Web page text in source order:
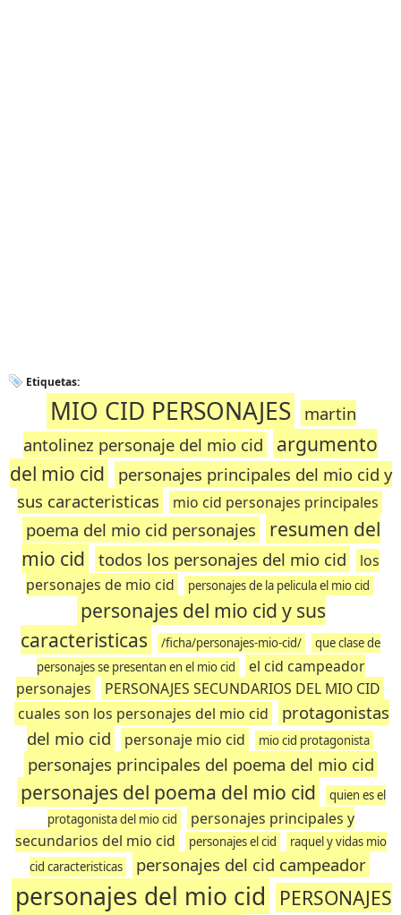
Etiquetas:
MIO CID PERSONAJES
martin
antolinez personaje del mio cid
argumento
del mio cid
personajes principales del mio cid y
sus caracteristicas
mio cid personajes principales
poema del mio cid personajes
resumen del
mio cid
todos los personajes del mio cid
los
personajes de mio cid
personajes de la pelicula el mio cid
personajes del mio cid y sus
caracteristicas
/ficha/personajes-mio-cid/
que clase de
personajes se presentan en el mio cid
el cid campeador
personajes
PERSONAJES SECUNDARIOS DEL MIO CID
cuales son los personajes del mio cid
protagonistas
del mio cid
personaje mio cid mio cid protagonista
personajes principales del poema del mio cid
personajes del poema del mio cid
quien es el
protagonista del mio cid
personajes principales y
secundarios del mio cid
personajes el cid
raquel y vidas mio
cid caracteristicas
personajes del cid campeador
personajes del mio cid
PERSONAJES